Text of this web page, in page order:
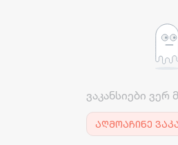
ვაკანსიები ვერ
აღმოაჩინე